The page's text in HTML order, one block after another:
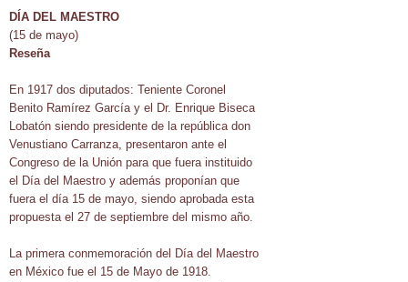
DÍA DEL MAESTRO
(15 de mayo)
Reseña
En 1917 dos diputados: Teniente Coronel
Benito Ramírez García y el Dr. Enrique Biseca
Lobatón siendo presidente de la república don
Venustiano Carranza, presentaron ante el
Congreso de la Unión para que fuera instituido
el Día del Maestro y además proponían que
fuera el día 15 de mayo, siendo aprobada esta
propuesta el 27 de septiembre del mismo año.
La primera conmemoración del Día del Maestro
en México fue el 15 de Mayo de 1918.